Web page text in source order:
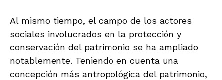
Al mismo tiempo, el campo de los actores
sociales involucrados en la protección y
conservación del patrimonio se ha ampliado
notablemente. Teniendo en cuenta una
concepción más antropológica del patrimonio,